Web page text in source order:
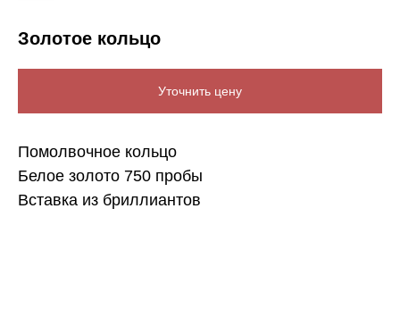
Золотое кольцо
Уточнить цену
Помолвочное кольцо
Белое золото 750 пробы
Вставка из бриллиантов